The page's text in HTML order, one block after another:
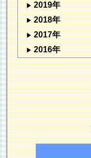
2019年
2018年
2017年
2016年